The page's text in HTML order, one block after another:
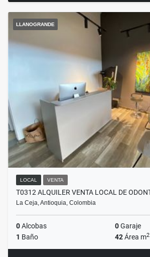
LLANOGRANDE
LOCAL VENTA
T0312 ALQUILER VENTA LOCAL DE
La Ceja, Antioquia, Colombia
0Alcobas 0Garaje
1 Baño 42Área m2